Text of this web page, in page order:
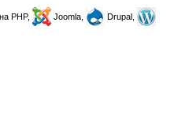
PHP, Joomla,
Drupal,